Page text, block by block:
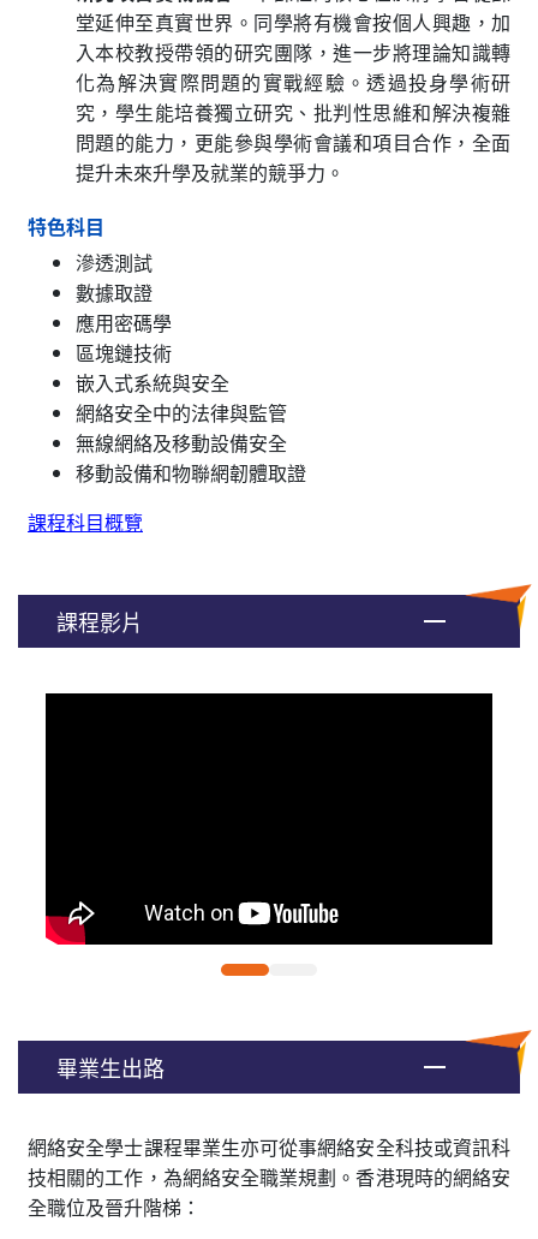
堂延伸至真實世界。同學將有機會按個人興趣，加
入本校教授帶領的研究團隊，進一步將理論知識轉
化為解決實際問題的實戰經驗。透過投身學術研
究，學生能培養獨立研究、批判性思維和解決複雜
問題的能力，更能參與學術會議和項目合作，全面
提升未來升學及就業的競爭力。
特色科目
滲透測試
數據取證
應用密碼學
區塊鏈技術
嵌入式系統與安全
網絡安全中的法律與監管
無線網絡及移動設備安全
移動設備和物聯網韌體取證
課程科目概覽
課程影片
畢業生出路
網絡安全學士課程畢業生亦可從事網絡安全科技或資訊科
技相關的工作，為網絡安全職業規劃。香港現時的網絡安
全職位及晉升階梯：